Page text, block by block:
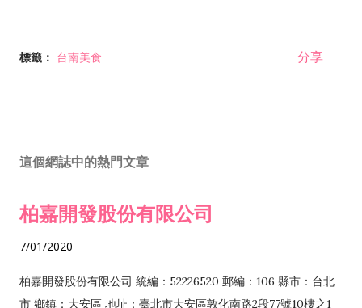
標籤： 台南美食 分享
這個網誌中的熱門文章
柏嘉開發股份有限公司
7/01/2020
柏嘉開發股份有限公司 統編：52226520 郵編：106 縣市：台北
市 鄉鎮：大安區 地址：臺北市大安區敦化南路2段77號10樓之1